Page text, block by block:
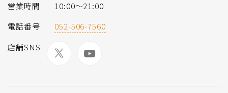
営業時間
10:00〜21:00
電話番号
052-506-7560
店舗SNS